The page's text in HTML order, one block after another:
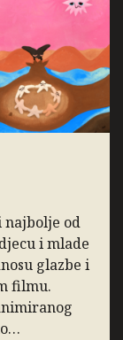
najbolje od
i mlade
glazbe i
filmu.